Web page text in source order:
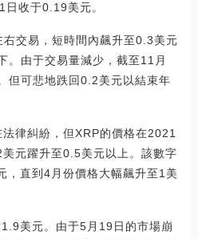
收于0.19美元。
交易，短時間內飆升至0.3美元
。由于交易量減少，截至11月
但可悲地跌回0.2美元以結束年
律糾紛，但XRP的價格在2021
元躍升至0.5美元以上。該數字
，直到4月份價格大幅飆升至1美
美元。由于5月19日的市場崩